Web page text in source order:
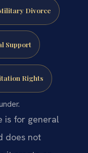
Divorce
Support
Rights
is for general
does not